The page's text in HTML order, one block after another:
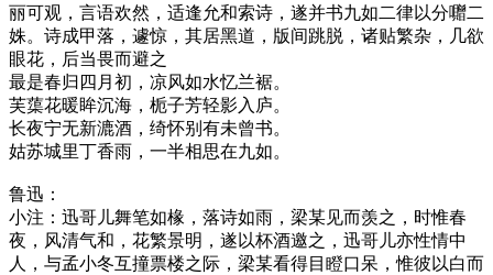
丽可观，言语欢然，适逢允和索诗，遂并书九如二律以分囎二
姝。诗成甲落，遽惊，其居黑道，版间跳脱，诸贴繁杂，几欲
眼花，后当畏而避之
最是春归四月初，凉风如水忆兰裾。
芙蕖花暖眸沉海，栀子芳轻影入庐。
长夜宁无新漉酒，绮怀别有未曾书。
姑苏城里丁香雨，一半相思在九如。
鲁迅：
小注：迅哥儿舞笔如椽，落诗如雨，梁某见而羡之，时惟春
夜，风清气和，花繁景明，遂以杯酒邀之，迅哥儿亦性情中
人，与孟小冬互撞票楼之际，梁某看得目瞪口呆，惟彼以白而